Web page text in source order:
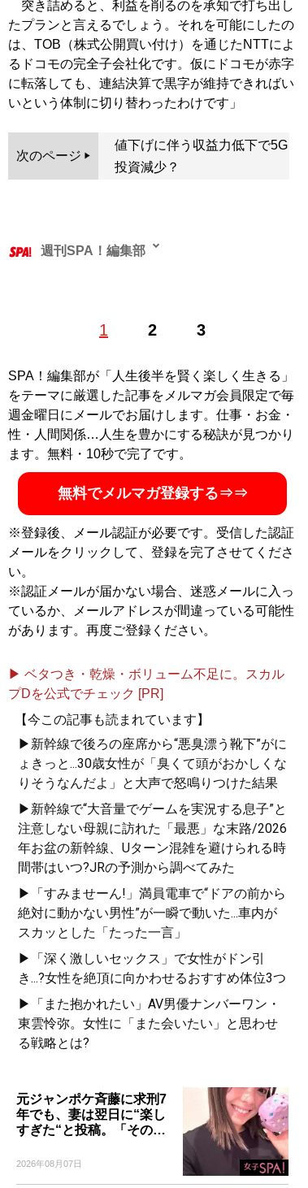
突き詰めると、利益を削るのを承知で打ち出し
たプランと言えるでしょう。それを可能にしたの
は、TOB（株式公開買い付け）を通じたNTTによ
るドコモの完全子会社化です。仮にドコモが赤字
に転落しても、連結決算で黒字が維持できればい
いという体制に切り替わったわけです」
次のページ
値下げに伴う収益力低下で5G
投資減少？
1 2 3
週刊SPA！編集部
SPA！編集部が「人生後半を賢く楽しく生きる」
をテーマに厳選した記事をメルマガ会員限定で毎
週金曜日にメールでお届けします。仕事・お金・
性・人間関係…人生を豊かにする秘訣が見つかり
ます。無料・10秒で完了です。
無料でメルマガ登録する⇒⇒
※登録後、メール認証が必要です。受信した認証
メールをクリックして、登録を完了させてくださ
い。
※認証メールが届かない場合、迷惑メールに入っ
ているか、メールアドレスが間違っている可能性
があります。再度ご登録ください。
▶ ベタつき・乾燥・ボリューム不足に。スカル
プDを公式でチェック [PR]
【今この記事も読まれています】
▶新幹線で後ろの座席から“悪臭漂う靴下”がに
ょきっと...30歳女性が「臭くて頭がおかしくな
りそうなんだよ」と大声で怒鳴りつけた結果
▶新幹線で“大音量でゲームを実況する息子”と
注意しない母親に訪れた「最悪」な末路/2026
年お盆の新幹線、Uターン混雑を避けられる時
間帯はいつ?JRの予測から調べてみた
▶「すみませーん!」満員電車で“ドアの前から
絶対に動かない男性”が一瞬で動いた...車内が
スカッとした「たった一言」
▶「深く激しいセックス」で女性がドン引
き...?女性を絶頂に向かわせるおすすめ体位3つ
▶「また抱かれたい」AV男優ナンバーワン・
東雲怜弥。女性に「また会いたい」と思わせ
る戦略とは?
元ジャンポケ斉藤に求刑7
年でも、妻は翌日に“楽し
すぎた“と投稿。「その…
2026年08月07日